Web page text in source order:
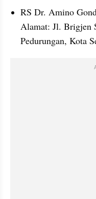
RS Dr. Amino
Alamat: Jl. Brigjen
Pedurungan, Kota